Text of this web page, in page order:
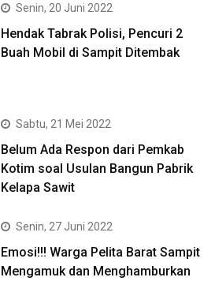
Senin, 20 Juni 2022
Hendak Tabrak Polisi, Pencuri 2
Buah Mobil di Sampit Ditembak
Sabtu, 21 Mei 2022
Belum Ada Respon dari Pemkab
Kotim soal Usulan Bangun Pabrik
Kelapa Sawit
Senin, 27 Juni 2022
Emosi!!! Warga Pelita Barat Sampit
Mengamuk dan Menghamburkan